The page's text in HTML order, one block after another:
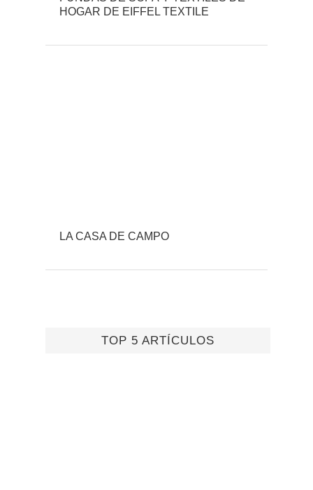
HOGAR DE EIFFEL TEXTILE
LA CASA DE CAMPO
TOP 5 ARTÍCULOS